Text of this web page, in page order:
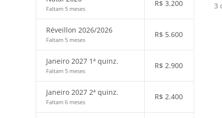
Faltam 5 meses
R$ 3.200
Réveillon 2026/2026
Faltam 5 meses
R$ 5.600
Janeiro 2027 1ª quinz.
Faltam 5 meses
R$ 2.900
Janeiro 2027 2ª quinz.
Faltam 6 meses
R$ 2.400
3